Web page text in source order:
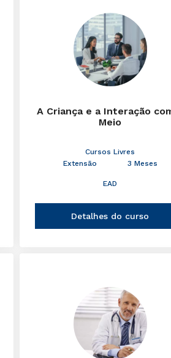
A Criança e a Interação
Meio
Cursos Livres
Extensão
3 Meses
EAD
Detalhes do curso